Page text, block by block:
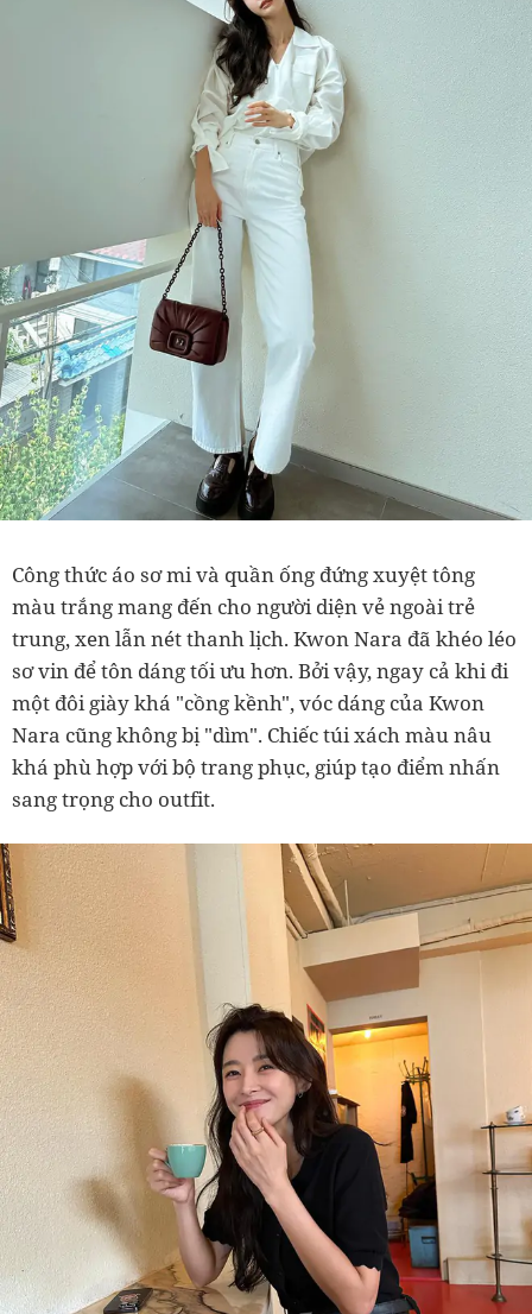
Công thức áo sơ mi và quần ống đứng xuyệt tông
màu trắng mang đến cho người diện vẻ ngoài trẻ
trung, xen lẫn nét thanh lịch. Kwon Nara đã khéo léo
sơ vin để tôn dáng tối ưu hơn. Bởi vậy, ngay cả khi đi
một đôi giày khá "cồng kềnh", vóc dáng của Kwon
Nara cũng không bị "dìm". Chiếc túi xách màu nâu
khá phù hợp với bộ trang phục, giúp tạo điểm nhấn
sang trọng cho outfit.